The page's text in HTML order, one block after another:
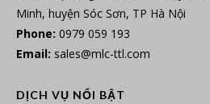
Minh, huyện Sóc Sơn, TP Hà Nội
Phone: 0979 059 193
Email: sales@mlc-ttl.com
DỊCH VỤ NỔI BẬT